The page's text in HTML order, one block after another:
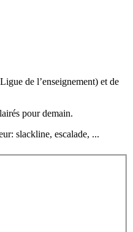
de l’enseignement) et de
pour demain.
slackline, escalade, ...